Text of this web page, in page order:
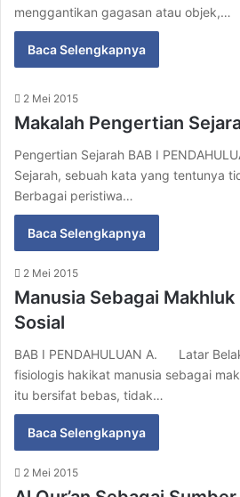
menggantikan gagasan atau objek,…
Baca Selengkapnya
2 Mei 2015
Makalah Pengertian
Pengertian Sejarah BAB I
Sejarah, sebuah kata yang tentunya
Berbagai peristiwa…
Baca Selengkapnya
2 Mei 2015
Manusia Sebagai
Sosial
BAB I PENDAHULUAN A. Latar
fisiologis hakikat manusia sebagai
itu bersifat bebas, tidak…
Baca Selengkapnya
2 Mei 2015